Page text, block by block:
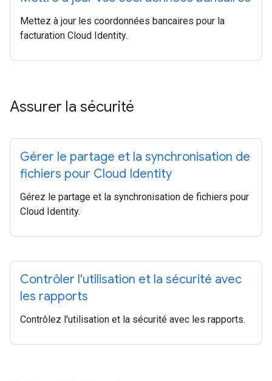
Mettez à jour les coordonnées bancaires pour la
facturation Cloud Identity.
Assurer la sécurité
Gérer le partage et la synchronisation de
fichiers pour Cloud Identity
Gérez le partage et la synchronisation de fichiers pour
Cloud Identity.
Contrôler l'utilisation et la sécurité avec
les rapports
Contrôlez l'utilisation et la sécurité avec les rapports.